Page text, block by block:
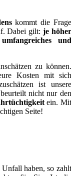
kommt die Frage
Dabei gilt: je höher
und
zu können.
Kosten mit sich
ist unsere
nicht nur den
ein. Mit
Seite!
Unfall haben, so zahlt